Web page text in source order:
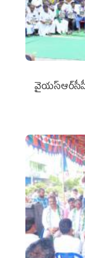
వైయ‌స్ఆర్‌సీపీ